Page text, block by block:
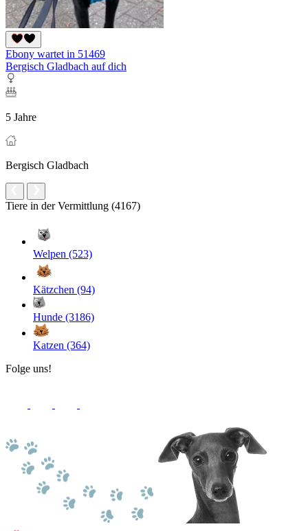
Ebony wartet in 51469
Bergisch Gladbach auf dich
5 Jahre
Bergisch Gladbach
Tiere in der Vermittlung (4167)
Welpen (523)
Kätzchen (94)
Hunde (3186)
Katzen (364)
Folge uns!